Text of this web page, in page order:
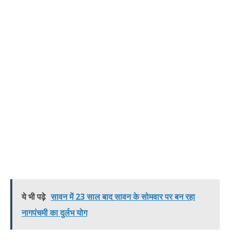
ये भी पढ़े सावन में 23 साल बाद सावन के सोमवार पर बन रहा
नागपंचमी का दुर्लभ योग